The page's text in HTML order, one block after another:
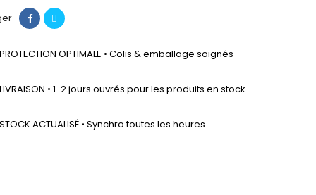
PROTECTION OPTIMALE • Colis & emballage soignés
LIVRAISON • 1-2 jours ouvrés pour les produits en stock
STOCK ACTUALISÉ • Synchro toutes les heures